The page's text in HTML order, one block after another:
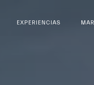
EXPERIENCIAS